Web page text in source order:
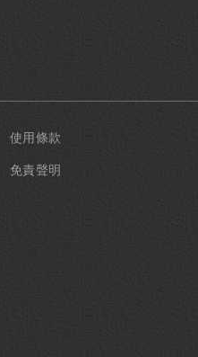
使用條款
免責聲明